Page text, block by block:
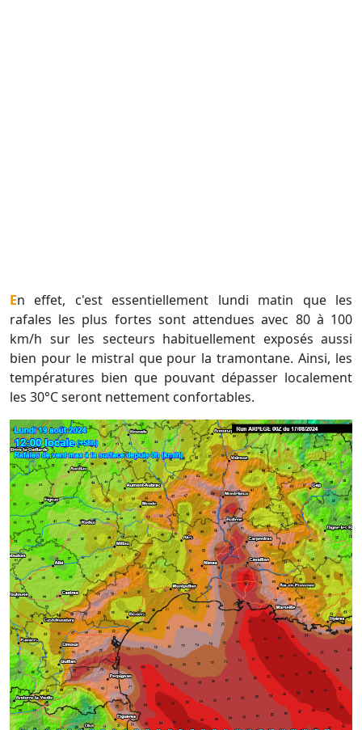
En effet, c'est essentiellement lundi matin que les
rafales les plus fortes sont attendues avec 80 à 100
km/h sur les secteurs habituellement exposés aussi
bien pour le mistral que pour la tramontane. Ainsi, les
températures bien que pouvant dépasser localement
les 30°C seront nettement confortables.